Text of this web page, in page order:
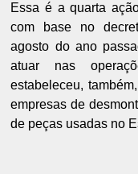
Essa é a quarta
com base no
agosto do ano
atuar nas
estabeleceu,
empresas de
de peças usadas no